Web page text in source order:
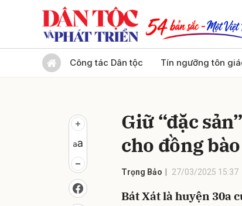
Công tác Dân tộc Tín ngưỡng tôn
Giữ “đặc
cho đồng
Trọng Bảo 27/03/2025 15:37
Bát Xát là huyện 30a